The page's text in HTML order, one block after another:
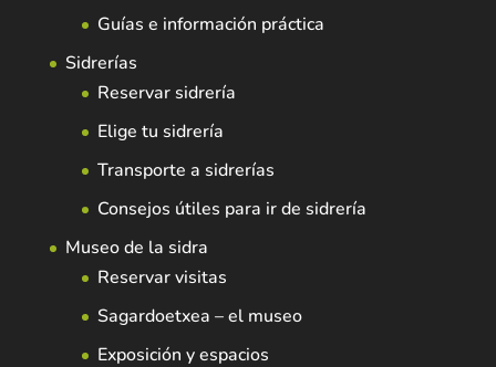
Guías e información práctica
Sidrerías
Reservar sidrería
Elige tu sidrería
Transporte a sidrerías
Consejos útiles para ir de sidrería
Museo de la sidra
Reservar visitas
Sagardoetxea – el museo
Exposición y espacios